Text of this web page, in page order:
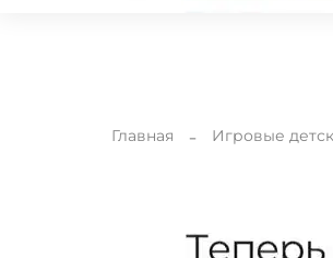
Главная Игровые